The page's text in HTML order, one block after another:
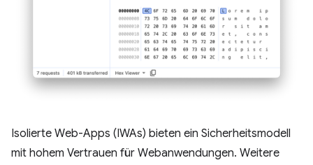
Isolierte Web-Apps (IWAs) bieten ein Sicherheitsmodell
mit hohem Vertrauen für Webanwendungen. Weitere